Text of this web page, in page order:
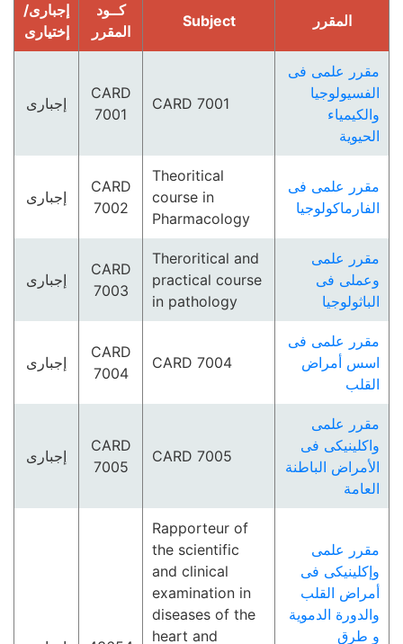
المقرر Subject
كــود
المقرر
إجبارى/
إختيارى
مقرر علمى فى
الفسيولوجيا
والكيمياء
الحيوية
CARD 7001
CARD
7001
إجبارى
مقرر علمى فى
الفارماكولوجيا
Theoritical
course in
Pharmacology
CARD
7002
إجبارى
مقرر علمى
وعملى فى
الباثولوجيا
Theroritical and
practical course
in pathology
CARD
7003
إجبارى
مقرر علمى فى
اسس أمراض
القلب
CARD 7004
CARD
7004
إجبارى
مقرر علمى
واكلينيكى فى
الأمراض الباطنة
العامة
CARD 7005
CARD
7005
إجبارى
مقرر علمى
وإكلينيكى فى
أمراض القلب
والدورة الدموية
و طرق
Rapporteur of
the scientific
and clinical
examination in
diseases of the
heart and